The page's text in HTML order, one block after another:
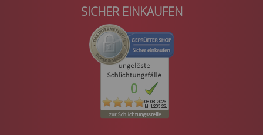
SICHER EINKAUFEN